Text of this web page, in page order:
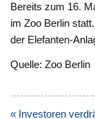
Bereits zum 16.
im Zoo Berlin
der Elefanten-
Quelle: Zoo Berlin
Beitragsnavigation
« Investoren